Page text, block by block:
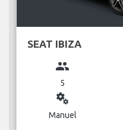
SEAT IBIZA
group
5
miscellaneous_services
Manuel